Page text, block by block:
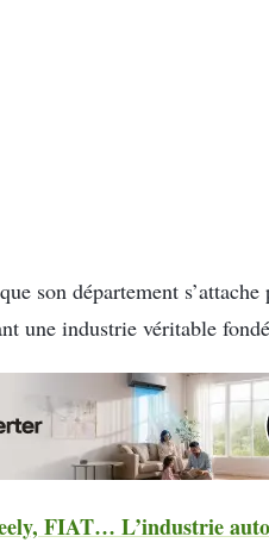
son département
une industrie véritable
FIAT… L’industrie